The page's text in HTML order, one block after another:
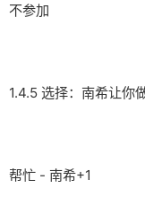
不参加
1.4.5 选择：南希让你
帮忙 - 南希+1